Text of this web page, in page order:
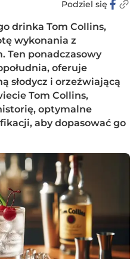
Podziel się
drinka Tom Collins,
wykonania z
Ten ponadczasowy
oferuje
słodycz i orzeźwiającą
Tom Collins,
optymalne
aby dopasować go